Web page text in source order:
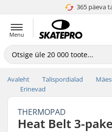
365 päeva
4.8
Menu
Avaleht Talispordialad
Erinevad
THERMOPAD
Heat Belt 3-